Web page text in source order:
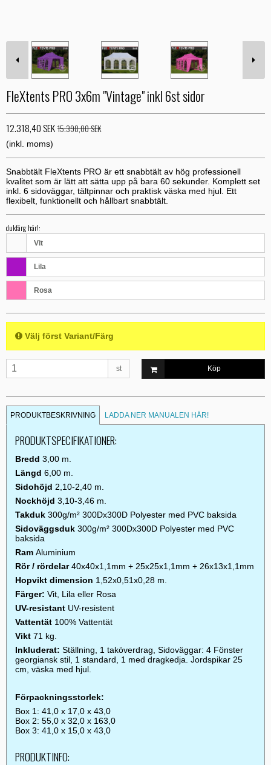
FleXtents PRO 3x6m "Vintage" inkl 6st sidor
12.318,40 SEK15.398,00 SEK
(inkl. moms)
Snabbtält FleXtents PRO är ett snabbtält av hög professionell
kvalitet som är lätt att sätta upp på bara 60 sekunder. Komplett set
inkl. 6 sidoväggar, tältpinnar och praktisk väska med hjul. Ett
flexibelt, funktionellt och hållbart snabbtält.
dukfärg här!:
Vit
Lila
Rosa
Välj först Variant/Färg
st Köp
PRODUKTBESKRIVNING LADDA NER MANUALEN HÄR!
PRODUKTSPECIFIKATIONER:
Bredd 3,00 m.
Längd 6,00 m.
Sidohöjd 2,10-2,40 m.
Nockhöjd 3,10-3,46 m.
Takduk 300g/m² 300Dx300D Polyester med PVC baksida
Sidoväggsduk 300g/m² 300Dx300D Polyester med PVC
baksida
Ram Aluminium
Rör / rördelar40x40x1,1mm + 25x25x1,1mm + 26x13x1,1mm
Hopvikt dimension 1,52x0,51x0,28 m.
Färger: Vit, Lila eller Rosa
UV-resistant UV-resistent
Vattentät 100% Vattentät
Vikt 71 kg.
Inkluderat: Ställning, 1 taköverdrag, Sidoväggar: 4 Fönster
georgiansk stil, 1 standard, 1 med dragkedja. Jordspikar 25
cm, väska med hjul.
Förpackningsstorlek:
Box 1: 41,0 x 17,0 x 43,0
Box 2: 55,0 x 32,0 x 163,0
Box 3: 41,0 x 15,0 x 43,0
PRODUKTINFO: